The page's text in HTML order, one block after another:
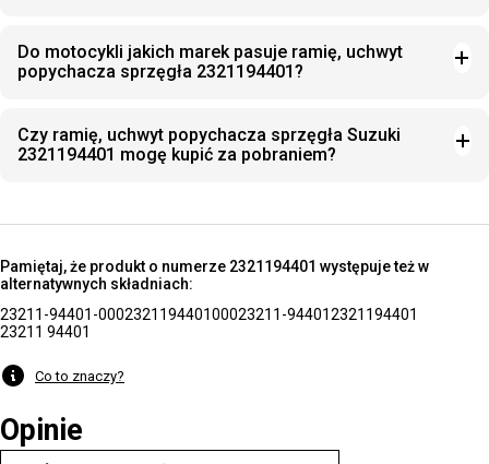
Do motocykli jakich marek pasuje ramię, uchwyt
popychacza sprzęgła 2321194401?
Czy ramię, uchwyt popychacza sprzęgła Suzuki
2321194401 mogę kupić za pobraniem?
Pamiętaj, że produkt o numerze 2321194401 występuje też w
alternatywnych składniach:
23211-94401-000232119440100023211-944012321194401
23211 94401
Co to znaczy?
Opinie